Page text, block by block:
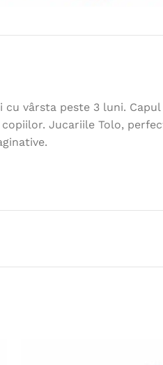
cu vârsta peste 3 luni.
Jucariile Tolo,